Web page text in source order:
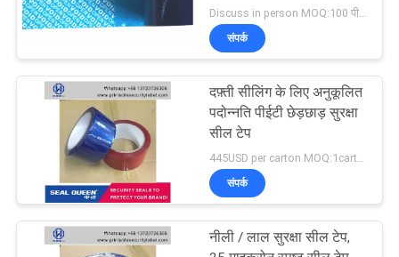
विनती
करे
साइटमैप
गोपनीयता
नीति
Discuss in person MOQ:100 पीसी
संपर्क
दफ़्ती सीलिंग के लिए अनुकूलित
पदोन्नति पीईटी छेड़छाड़ सुरक्षा
सील टेप
445USD per carton MOQ:1carton
संपर्क
नीली / लाल सुरक्षा सील टेप,